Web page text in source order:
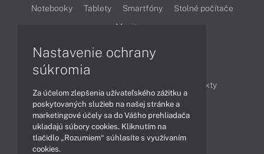
Notebooky Tablety Smartfóny
Stolné počítače
Monitory
Produkty
Technológie
Videá
Obsah
Nastavenie ochrany
súkromia
Za účelom zlepšenia užívateľského zážitku a
poskytovaných služieb na našej stránke a
marketingové účely sa do Vášho prehliadača
ukladajú súbory cookies. Kliknutím na
tlačidlo „Rozumiem“ súhlasíte s využívaním
cookies.